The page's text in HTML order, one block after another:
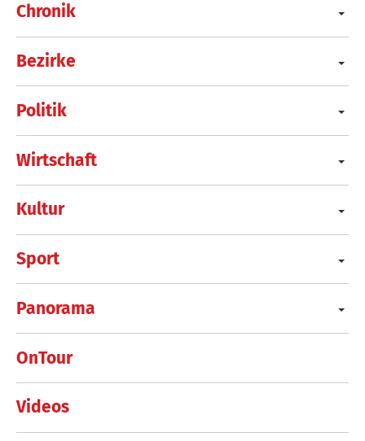
Chronik
Bezirke
Politik
Wirtschaft
Kultur
Sport
Panorama
OnTour
Videos